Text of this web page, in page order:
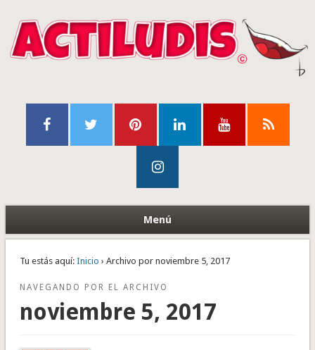
Menú
Tu estás aquí: Inicio › Archivo por noviembre 5, 2017
NAVEGANDO POR EL ARCHIVO
noviembre 5, 2017